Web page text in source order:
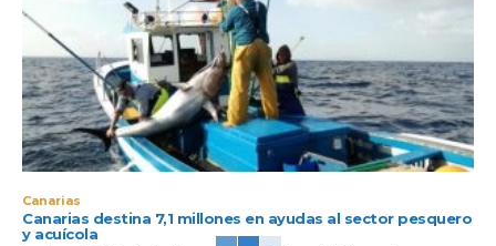
Canarias
Canarias destina 7,1 millones en ayudas al sector pesquero
y acuícola